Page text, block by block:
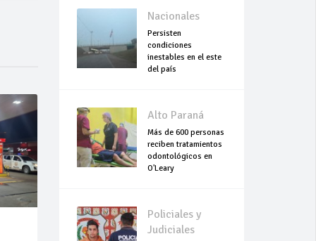
Nacionales
Persisten
condiciones
inestables en el este
del país
Alto Paraná
Más de 600 personas
reciben tratamientos
odontológicos en
O'Leary
Policiales y
Judiciales